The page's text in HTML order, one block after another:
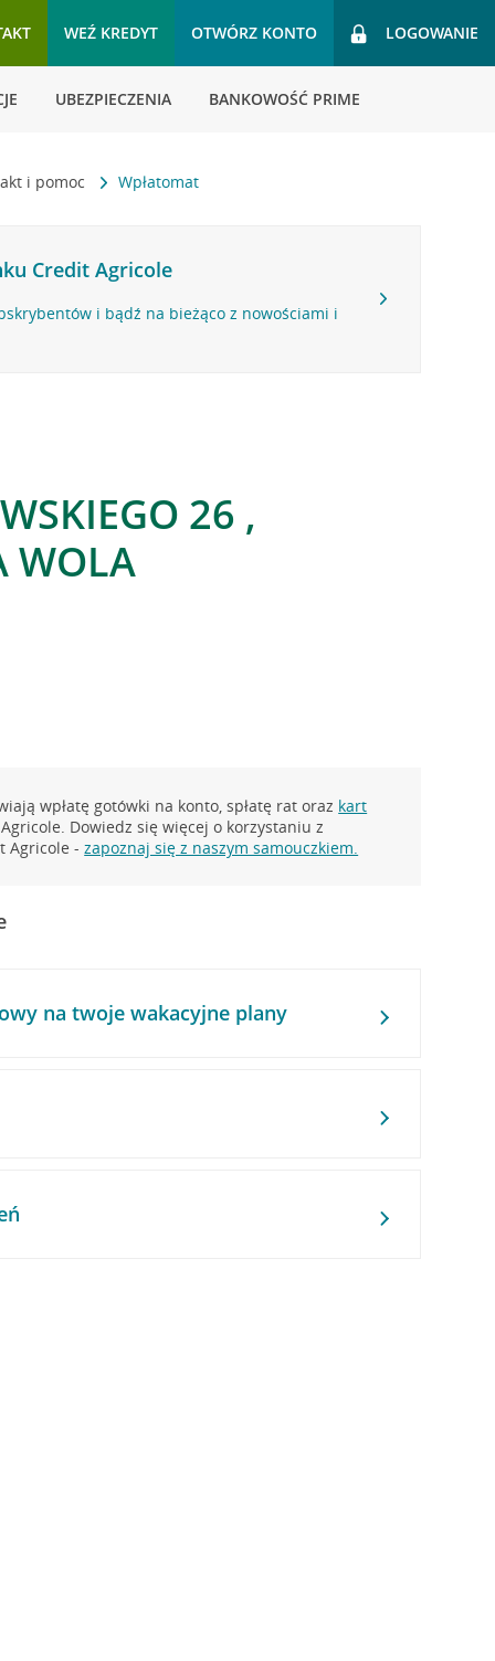
WEŹ KREDYT OTWÓRZ KONTO LOGOWANIE
UBEZPIECZENIA BANKOWOŚĆ PRIME
i pomoc Wpłatomat
Credit Agricole
i bądź na bieżąco z nowościami i
26 ,
WOLA
wpłatę gotówki na konto, spłatę rat oraz kart
Dowiedz się więcej o korzystaniu z
Agricole -zapoznaj się z naszym samouczkiem.
na twoje wakacyjne plany